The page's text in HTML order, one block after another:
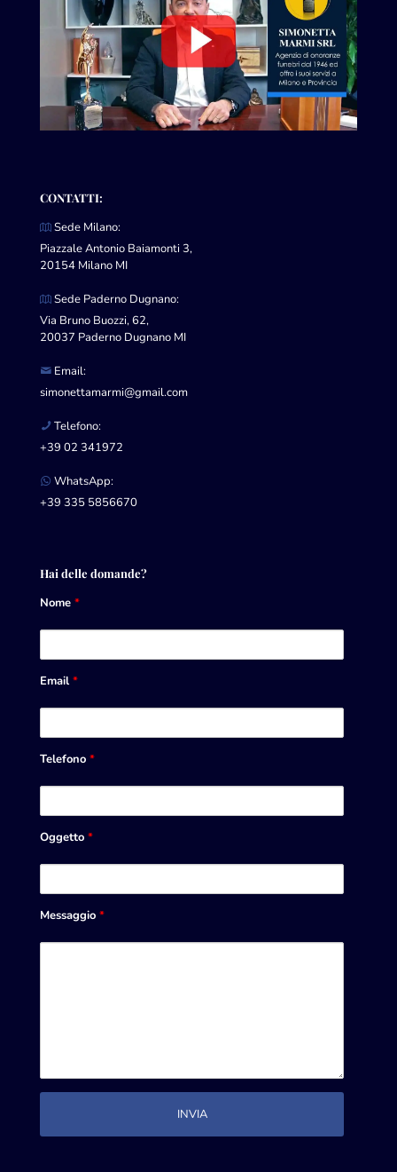
CONTATTI:
Sede Milano:
Piazzale Antonio Baiamonti 3,
20154 Milano MI
Sede Paderno Dugnano:
Via Bruno Buozzi, 62,
20037 Paderno Dugnano MI
Email:
simonettamarmi@gmail.com
Telefono:
+39 02 341972
WhatsApp:
+39 335 5856670
Hai delle domande?
Nome *
Email *
Telefono *
Oggetto *
Messaggio *